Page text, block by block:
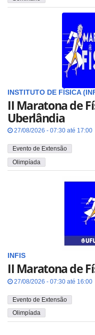
INSTITUTO DE FÍSICA
II Maratona de
Uberlândia
27/08/2026 - 07:30 até 17:00
Evento de Extensão
Olimpíada
INFIS
II Maratona de
27/08/2026 - 07:30 até 16:00
Evento de Extensão
Olimpíada